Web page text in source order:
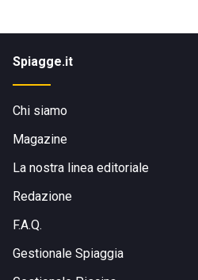
Spiagge.it
Chi siamo
Magazine
La nostra linea editoriale
Redazione
F.A.Q.
Gestionale Spiaggia